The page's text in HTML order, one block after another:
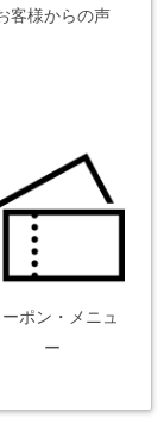
客様からの声
ーポン・メニュ
ー